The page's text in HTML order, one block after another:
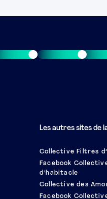
Les autres sites de
Collective Filtres
Facebook
d’habitacle
Collective des
Facebook